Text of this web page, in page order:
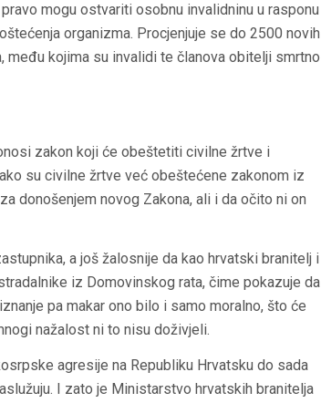
mogu ostvariti osobnu invalidninu u rasponu
organizma. Procjenjuje se do 2500 novih
među kojima su invalidi te članova obitelji smrtno
zakon koji će obeštetiti civilne žrtve i
su civilne žrtve već obeštećene zakonom iz
donošenjem novog Zakona, ali i da očito ni on
a još žalosnije da kao hrvatski branitelj i
iz Domovinskog rata, čime pokazuje da
pa makar ono bilo i samo moralno, što će
nažalost ni to nisu doživjeli.
agresije na Republiku Hrvatsku do sada
I zato je Ministarstvo hrvatskih branitelja